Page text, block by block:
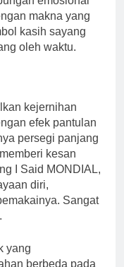
makna yang
kasih sayang
oleh waktu.
kejernihan
efek pantulan
persegi panjang
kesan
I Said MONDIAL,
diri,
Sangat
yang
berbeda pada